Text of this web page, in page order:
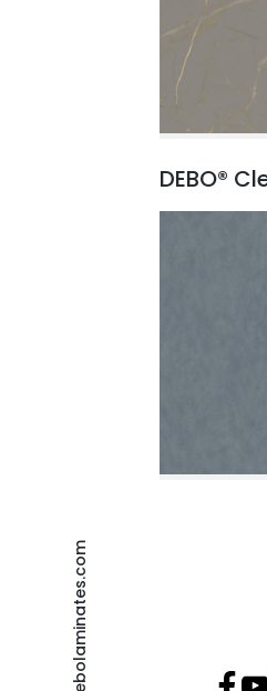
debolaminates.com
DEBO®